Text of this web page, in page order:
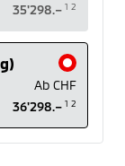
35'298.– 1 2
Ab CHF
36'298.– 1 2